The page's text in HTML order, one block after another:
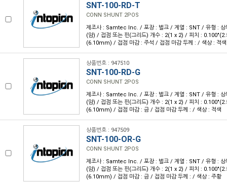
SNT-100-RD-T
CONN SHUNT 2POS
제조사 : Samtec Inc. / 포장 : 벌크 / 계열 : SNT / 유형 : 상
(암) / 접점 또는 핀(그리드) 개수 : 2(1 x 2) / 피치 :
(6.10mm) / 접점 마감 : 주석 / 접점 마감 두께 : / 색상 : 적색
상품번호 : 947510
SNT-100-RD-G
CONN SHUNT 2POS
제조사 : Samtec Inc. / 포장 : 벌크 / 계열 : SNT / 유형 : 상
(암) / 접점 또는 핀(그리드) 개수 : 2(1 x 2) / 피치 :
(6.10mm) / 접점 마감 : 금 / 접점 마감 두께 : / 색상 : 적색
상품번호 : 947509
SNT-100-OR-G
CONN SHUNT 2POS
제조사 : Samtec Inc. / 포장 : 벌크 / 계열 : SNT / 유형 : 상
(암) / 접점 또는 핀(그리드) 개수 : 2(1 x 2) / 피치 :
(6.10mm) / 접점 마감 : 금 / 접점 마감 두께 : / 색상 : 주황